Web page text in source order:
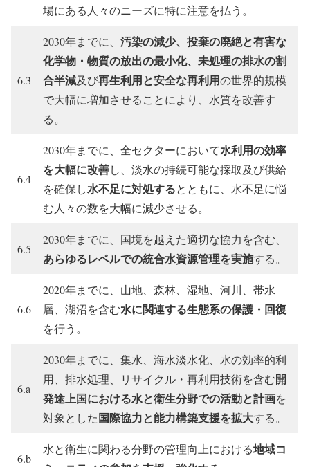
場にある人々のニーズに特に注意を払う。
6.3
2030年までに、 汚染の減少、投棄の廃絶と有害な
化学物・物質の放出の最小化、未処理の排水の割
合半減及び再生利用と安全な再利用の世界的規模
で大幅に増加させることにより、水質を改善す
る。
6.4
2030年までに、全セクターにおいて水利用の効率
を大幅に改善し、淡水の持続可能な採取及び供給
を確保し水不足に対処するとともに、水不足に悩
む人々の数を大幅に減少させる。
6.5
2030年までに、国境を越えた適切な協力を含む、
あらゆるレベルでの統合水資源管理を実施する。
6.6
2020年までに、山地、森林、湿地、河川、帯水
層、湖沼を含む水に関連する生態系の保護・回復
を行う。
6.a
2030年までに、集水、海水淡水化、水の効率的利
用、排水処理、リサイクル・再利用技術を含む開
発途上国における水と衛生分野での活動と計画を
対象とした国際協力と能力構築支援を拡大する。
6.b
水と衛生に関わる分野の管理向上における地域コ